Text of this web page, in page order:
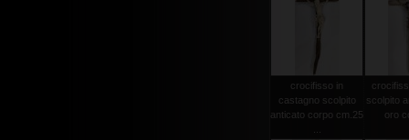
crocifisso in
castagno scolpito
anticato corpo cm.25
scolpito
oro